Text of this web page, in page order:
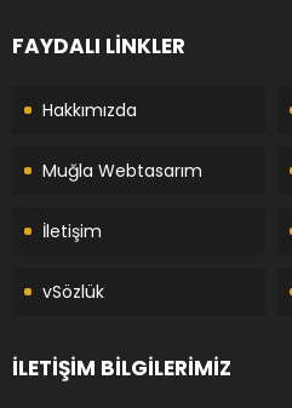
FAYDALI LİNKLER
Hakkımızda
Muğla Webtasarım
İletişim
vSözlük
İLETİŞİM BİLGİLERİMİZ